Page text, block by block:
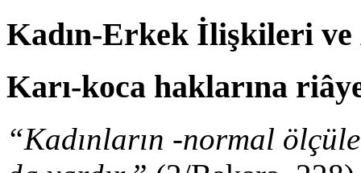
Kadın-Erkek İlişkileri ve
Karı-koca haklarına
“Kadınların -normal